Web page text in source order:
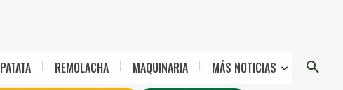
PATATA REMOLACHA MAQUINARIA MÁS NOTICIAS